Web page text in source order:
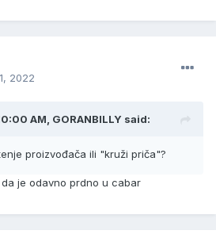
2022
AM, GORANBILLY said:
proizvođača ili "kruži priča"?
je odavno prdno u cabar